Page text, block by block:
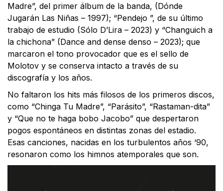
Madre”, del primer álbum de la banda, (Dónde
Jugarán Las Niñas – 1997); “Pendejo ”, de su último
trabajo de estudio (Sólo D’Lira – 2023) y “Changuich a
la chichona” (Dance and dense denso – 2023); que
marcaron el tono provocador que es el sello de
Molotov y se conserva intacto a través de su
discografía y los años.
No faltaron los hits más filosos de los primeros discos,
como “Chinga Tu Madre”, “Parásito”, “Rastaman-dita”
y “Que no te haga bobo Jacobo” que despertaron
pogos espontáneos en distintas zonas del estadio.
Esas canciones, nacidas en los turbulentos años ‘90,
resonaron como los himnos atemporales que son.